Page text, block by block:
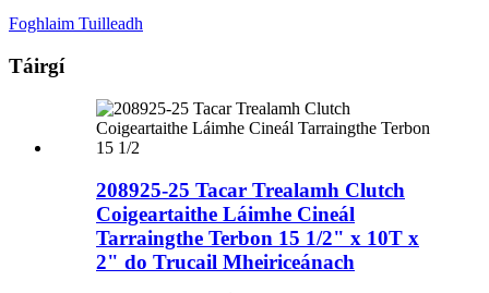
Foghlaim Tuilleadh
Táirgí
208925-25 Tacar Trealamh Clutch
Coigeartaithe Láimhe Cineál
Tarraingthe Terbon 15 1/2" x 10T x
2" do Trucail Mheiriceánach